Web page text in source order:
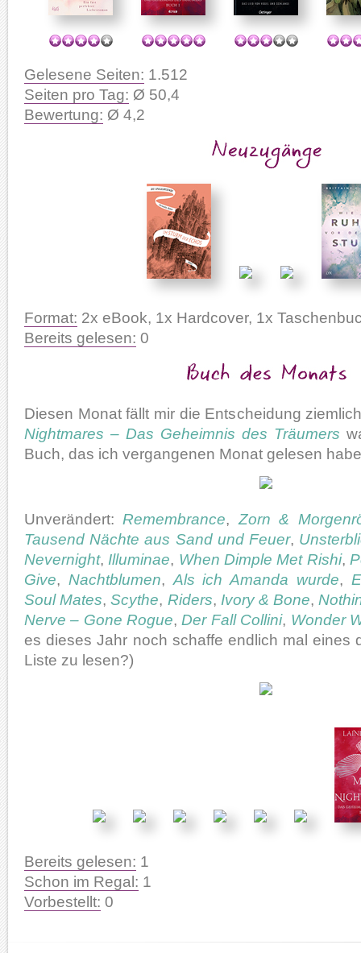
Gelesene Seiten: 1.512
Seiten pro Tag: Ø 50,4
Bewertung: Ø 4,2
Format: 2x eBook, 1x Hardcover, 1x
Bereits gelesen: 0
Diesen Monat fällt mir die Entscheidung
Nightmares – Das Geheimnis des Träumers
Buch, das ich vergangenen Monat gelesen
Unverändert: Remembrance, Zorn &
Tausend Nächte aus Sand und Feuer,
Nevernight, Illuminae, When Dimple Met Rishi,
Give, Nachtblumen, Als ich Amanda wurde,
Soul Mates,Scythe, Riders, Ivory & Bone,
Nerve – Gone Rogue, Der Fall Collini, Wonder
es dieses Jahr noch schaffe endlich mal eines
Liste zu lesen?)
Bereits gelesen: 1
Schon im Regal: 1
Vorbestellt: 0